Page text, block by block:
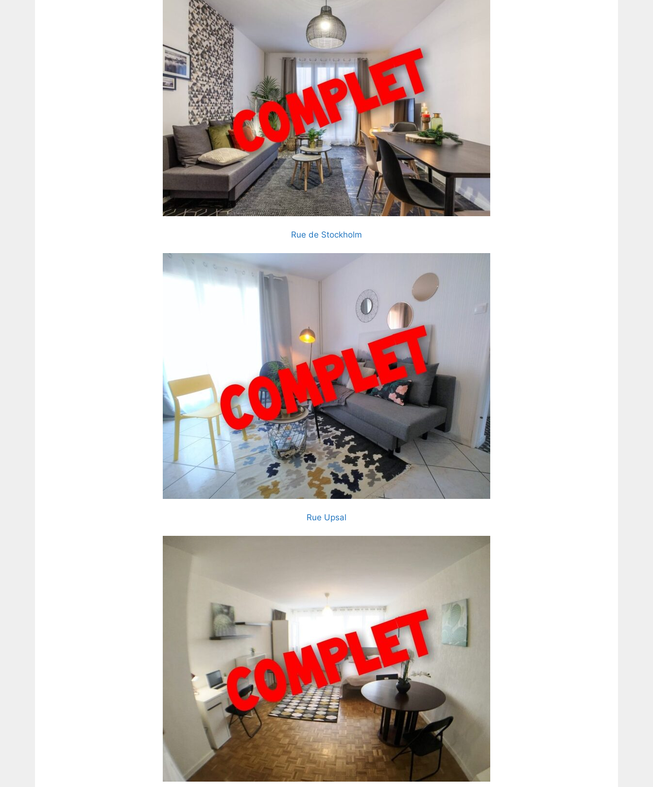
Rue de Stockholm
Rue Upsal